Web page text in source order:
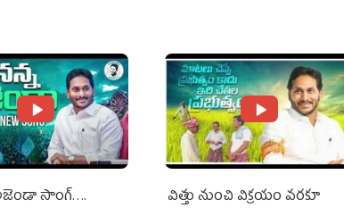
సాంగ్….
విత్తు నుంచి విక్రయం వరకూ